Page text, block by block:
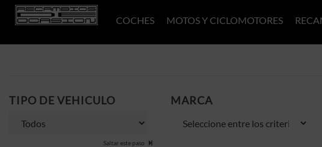
COCHES MOTOS Y CICLOMOTORES
TIPO DE VEHICULO
Saltar este paso
MARCA